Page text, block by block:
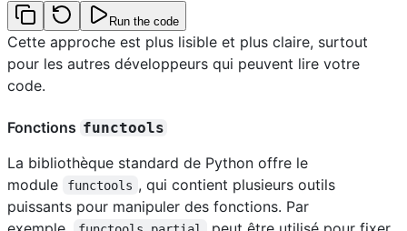
Run the code
Cette approche est plus lisible et plus claire, surtout
pour les autres développeurs qui peuvent lire votre
code.
Fonctions functools
La bibliothèque standard de Python offre le
module
functools , qui contient plusieurs outils
puissants pour manipuler des fonctions. Par